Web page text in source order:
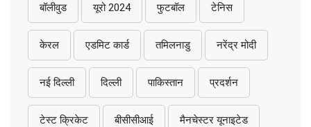
बॉलीवुड यूरो 2024 फुटबॉल टेनिस
केरल एडमिट कार्ड तमिलनाडु नरेंद्र मोदी
नई दिल्ली दिल्ली पाकिस्तान प्रदर्शन
टेस्ट क्रिकेट बीसीसीआई मैनचेस्टर यूनाइटेड